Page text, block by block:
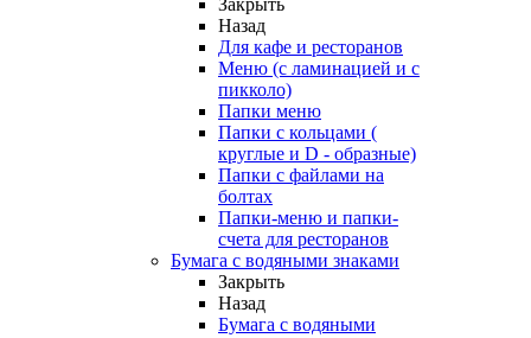
Назад
Для кафе и ресторанов
Меню (с ламинацией и с
пикколо)
Папки меню
Папки с кольцами (
круглые и D - образные)
Папки с файлами на
болтах
Папки-меню и папки-
счета для ресторанов
Бумага с водяными знаками
Закрыть
Назад
Бумага с водяными